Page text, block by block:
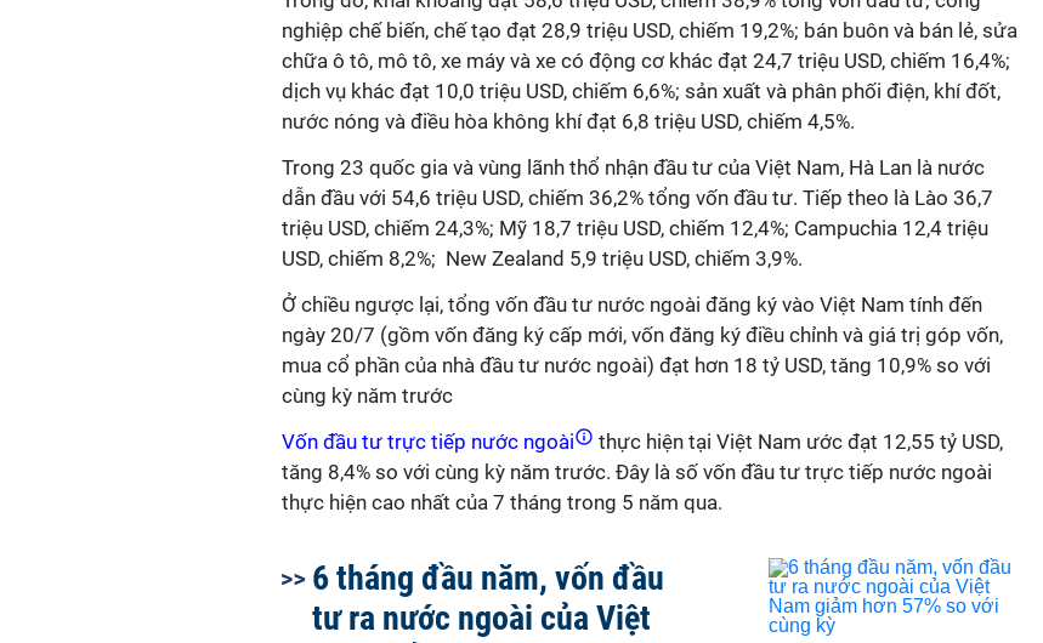
nghiệp chế biến, chế tạo đạt 28,9 triệu USD, chiếm 19,2%; bán buôn và bán lẻ, sửa
chữa ô tô, mô tô, xe máy và xe có động cơ khác đạt 24,7 triệu USD, chiếm 16,4%;
dịch vụ khác đạt 10,0 triệu USD, chiếm 6,6%; sản xuất và phân phối điện, khí đốt,
nước nóng và điều hòa không khí đạt 6,8 triệu USD, chiếm 4,5%.
Trong 23 quốc gia và vùng lãnh thổ nhận đầu tư của Việt Nam, Hà Lan là nước
dẫn đầu với 54,6 triệu USD, chiếm 36,2% tổng vốn đầu tư. Tiếp theo là Lào 36,7
triệu USD, chiếm 24,3%; Mỹ 18,7 triệu USD, chiếm 12,4%; Campuchia 12,4 triệu
USD, chiếm 8,2%; New Zealand 5,9 triệu USD, chiếm 3,9%.
Ở chiều ngược lại, tổng vốn đầu tư nước ngoài đăng ký vào Việt Nam tính đến
ngày 20/7 (gồm vốn đăng ký cấp mới, vốn đăng ký điều chỉnh và giá trị góp vốn,
mua cổ phần của nhà đầu tư nước ngoài) đạt hơn 18 tỷ USD, tăng 10,9% so với
cùng kỳ năm trước
Vốn đầu tư trực tiếp nước ngoài
thực hiện tại Việt Nam ước đạt 12,55 tỷ USD,
tăng 8,4% so với cùng kỳ năm trước. Đây là số vốn đầu tư trực tiếp nước ngoài
thực hiện cao nhất của 7 tháng trong 5 năm qua.
6 tháng đầu năm, vốn đầu
tư ra nước ngoài của Việt